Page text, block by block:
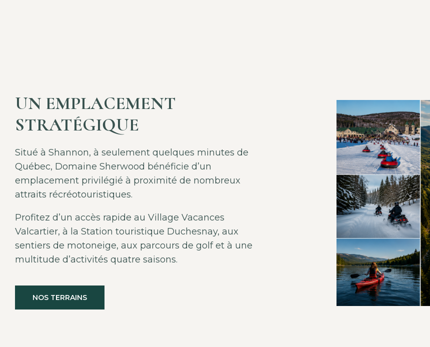
UN EMPLACEMENT
STRATÉGIQUE
Situé à Shannon, à seulement quelques minutes de
Québec, Domaine Sherwood bénéficie d’un
emplacement privilégié à proximité de nombreux
attraits récréotouristiques.
Profitez d’un accès rapide au Village Vacances
Valcartier, à la Station touristique Duchesnay, aux
sentiers de motoneige, aux parcours de golf et à une
multitude d’activités quatre saisons.
NOS TERRAINS